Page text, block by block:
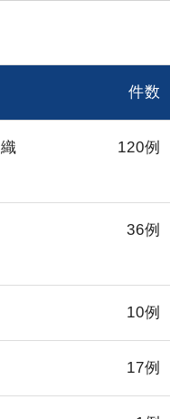
件数
120例
36例
10例
17例